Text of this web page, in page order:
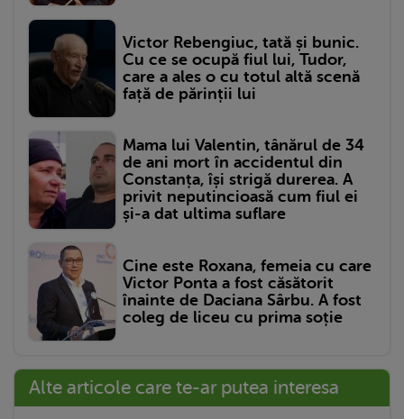
Victor Rebengiuc, tată și bunic.
Cu ce se ocupă fiul lui, Tudor,
care a ales o cu totul altă scenă
față de părinții lui
Mama lui Valentin, tânărul de 34
de ani mort în accidentul din
Constanța, își strigă durerea. A
privit neputincioasă cum fiul ei
și-a dat ultima suflare
Cine este Roxana, femeia cu care
Victor Ponta a fost căsătorit
înainte de Daciana Sârbu. A fost
coleg de liceu cu prima soție
Alte articole care te-ar putea interesa